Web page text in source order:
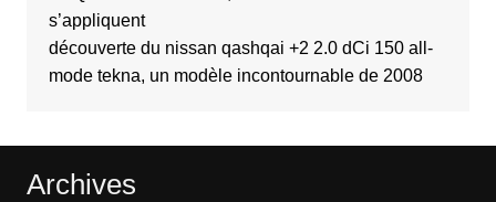
s’appliquent
découverte du nissan qashqai +2 2.0 dCi 150 all-
mode tekna, un modèle incontournable de 2008
Archives